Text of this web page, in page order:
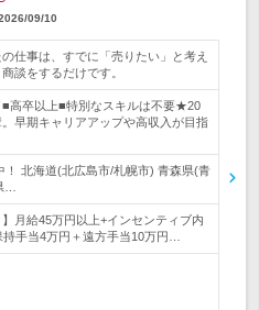
09/10
仕事は、すでに「売りたい」と考え
談をするだけです。
■高卒以上■特別なスキルは不要★20
早期キャリアアップや高収入が目指
！ 北海道(北広島市/札幌市) 青森県(青
…
月給45万円以上+インセンティブ内
手当4万円＋遠方手当10万円…